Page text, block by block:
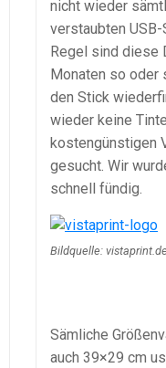
nicht wieder
verstaubten
Regel sind diese
Monaten so oder
den Stick
wieder keine
kostengünstigen
gesucht. Wir
schnell fündig.
Bildquelle: vistaprint.de
Sämliche
auch 39×29 cm